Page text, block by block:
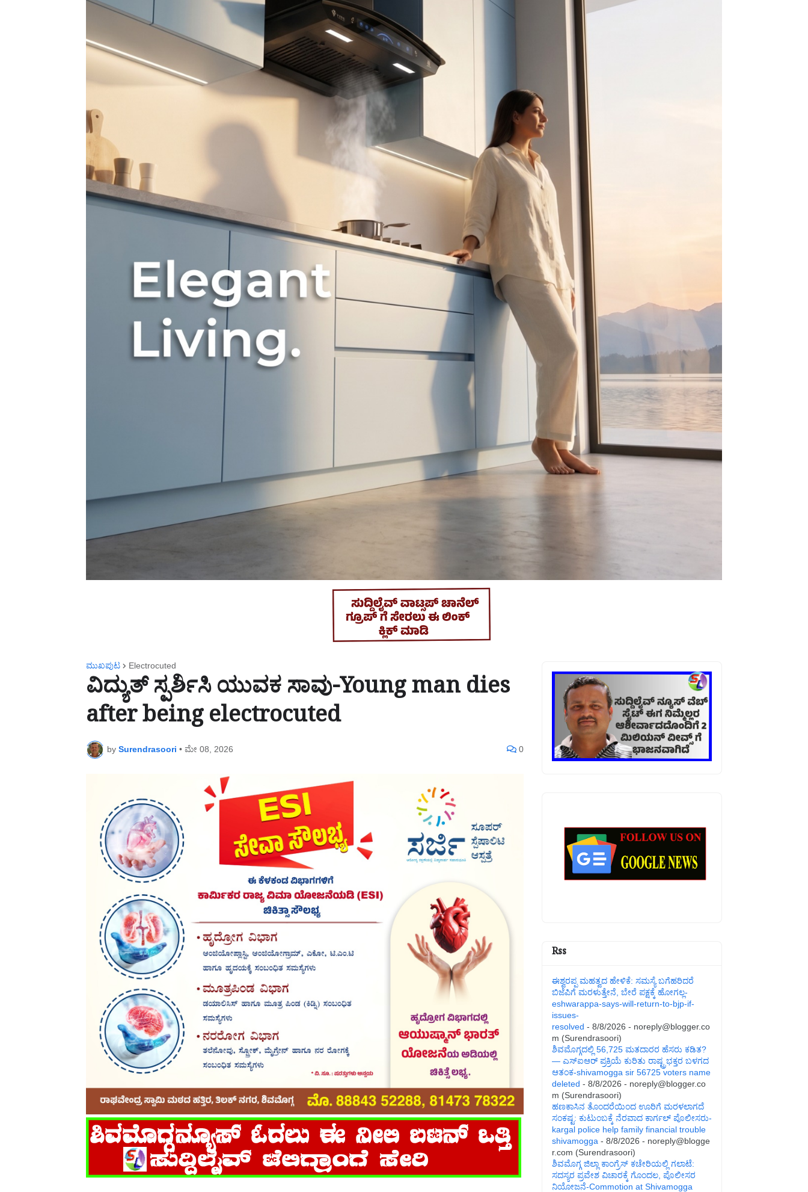
ಮುಖಪುಟ Electrocuted
ವಿದ್ಯುತ್ ಸ್ಪರ್ಶಿಸಿ ಯುವಕ ಸಾವು-Young man dies
after being electrocuted
by Surendrasoori • ಮೇ 08, 2026 0
Rss
ಈಶ್ವರಪ್ಪ ಮಹತ್ವದ ಹೇಳಿಕೆ: ಸಮಸ್ಯೆ ಬಗೆಹರಿದರೆ
ಬಿಜೆಪಿಗೆ ಮರಳುತ್ತೇನೆ, ಬೇರೆ ಪಕ್ಷಕ್ಕೆ ಹೋಗಲ್ಲ-
eshwarappa-says-will-return-to-bjp-if-
issues-
resolved - 8/8/2026 - noreply@blogger.co
m (Surendrasoori)
ಶಿವಮೊಗ್ಗದಲ್ಲಿ 56,725 ಮತದಾರರ ಹೆಸರು ಕಡಿತ?
— ಎಸ್‌ಐಆರ್‌ ಪ್ರಕ್ರಿಯೆ ಕುರಿತು ರಾಷ್ಟ್ರಭಕ್ತರ ಬಳಗದ
ಆತಂಕ-shivamogga sir 56725 voters name
deleted - 8/8/2026 - noreply@blogger.co
m (Surendrasoori)
ಹಣಕಾಸಿನ ತೊಂದರೆಯಿಂದ ಊರಿಗೆ ಮರಳಲಾಗದೆ
ಸಂಕಷ್ಟ: ಕುಟುಂಬಕ್ಕೆ ನೆರವಾದ ಕಾರ್ಗಲ್ ಪೊಲೀಸರು-
kargal police help family financial trouble
shivamogga - 8/8/2026 - noreply@blogge
r.com (Surendrasoori)
ಶಿವಮೊಗ್ಗ ಜಿಲ್ಲಾ ಕಾಂಗ್ರೆಸ್ ಕಚೇರಿಯಲ್ಲಿ ಗಲಾಟೆ:
ಸದಸ್ಯರ ಪ್ರವೇಶ ವಿಚಾರಕ್ಕೆ ಗೊಂದಲ, ಪೊಲೀಸರ
ನಿಯೋಜನೆ-Commotion at Shivamogga